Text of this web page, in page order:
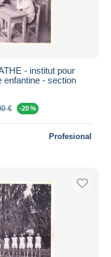
- institut pour
- section
€ -20 %
Profesional